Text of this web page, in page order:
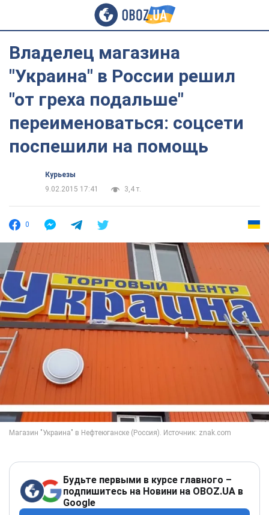
Владелец магазина
"Украина" в России решил
"от греха подальше"
переименоваться: соцсети
поспешили на помощь
Курьезы
9.02.2015 17:41
3,4 т.
0
Будьте первыми в курсе главного –
подпишитесь на Новини на OBOZ.UA в
Google